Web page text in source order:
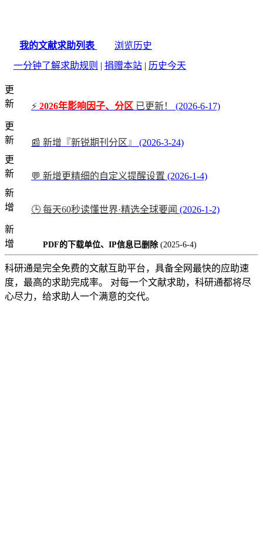
我的文献求助列表
浏览历史
一分钟了解求助规则 | 捐赠本站 | 历史今天
更
新
⚡ 2026年影响因子、分区 已更新！
(2026-6-17)
更
新
📰 新增『新锐期刊分区』
(2026-3-24)
更
新
💬 新增更精细的自定义提醒设置 (2026-1-4)
新
增
🕒 每天60秒读懂世界·精选全球要闻 (2026-1-2)
新
增
PDF的下载单位、IP信息已删除 (2025-6-4)
科研通是完全免费的文献互助平台，具备全网最快的应助速
度，最高的求助完成率。 对每一个文献求助，科研通都将尽
心尽力，给求助人一个满意的交代。